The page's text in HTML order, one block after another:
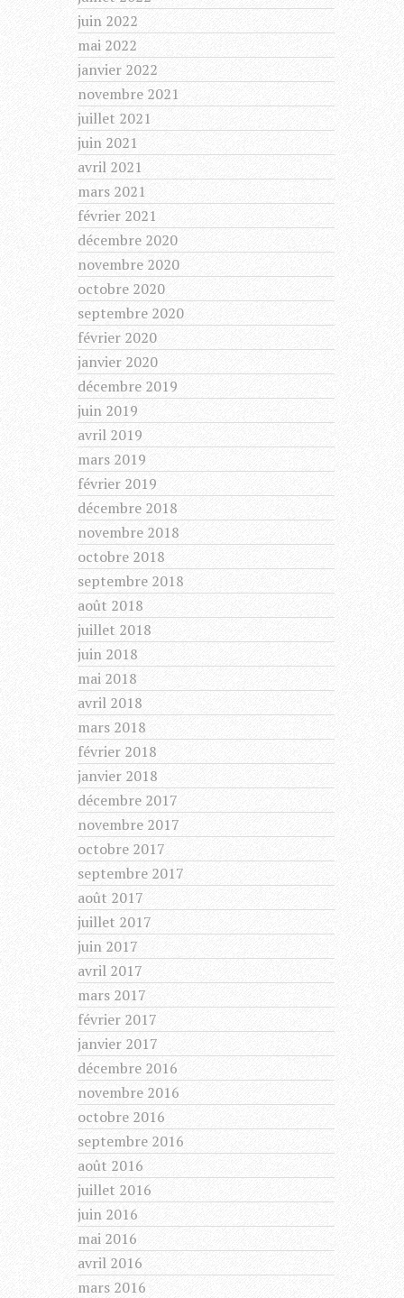
juin 2022
mai 2022
janvier 2022
novembre 2021
juillet 2021
juin 2021
avril 2021
mars 2021
février 2021
décembre 2020
novembre 2020
octobre 2020
septembre 2020
février 2020
janvier 2020
décembre 2019
juin 2019
avril 2019
mars 2019
février 2019
décembre 2018
novembre 2018
octobre 2018
septembre 2018
août 2018
juillet 2018
juin 2018
mai 2018
avril 2018
mars 2018
février 2018
janvier 2018
décembre 2017
novembre 2017
octobre 2017
septembre 2017
août 2017
juillet 2017
juin 2017
avril 2017
mars 2017
février 2017
janvier 2017
décembre 2016
novembre 2016
octobre 2016
septembre 2016
août 2016
juillet 2016
juin 2016
mai 2016
avril 2016
mars 2016